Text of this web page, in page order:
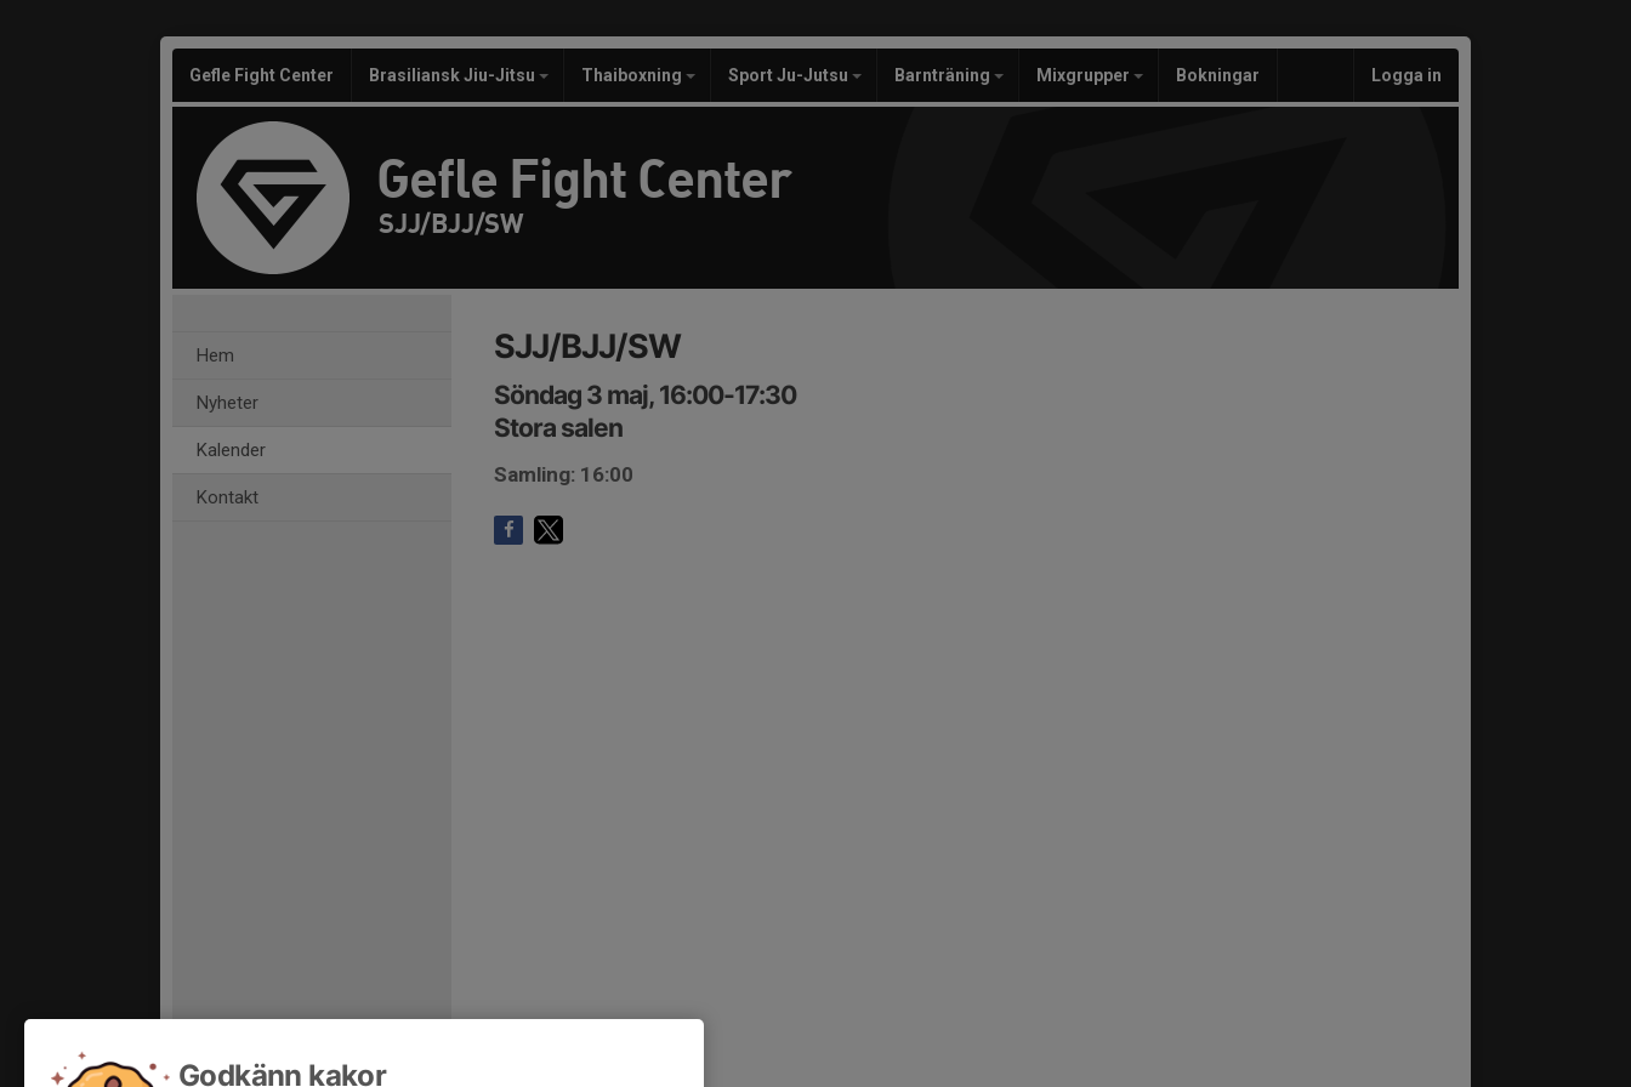
Gefle Fight Center Brasiliansk Jiu-Jitsu Thaiboxning Sport Ju-Jutsu Barnträning Mixgrupper Bokningar Logga in
Gefle Fight Center
SJJ/BJJ/SW
Hem
Nyheter
Kalender
Kontakt
SJJ/BJJ/SW
Söndag 3 maj, 16:00-17:30
Stora salen
Samling: 16:00
Godkänn kakor